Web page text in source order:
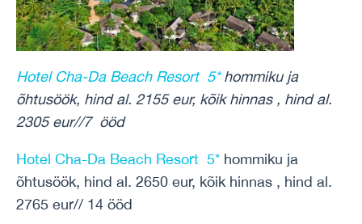
Hotel Cha-Da Beach Resort 5*hommiku ja
õhtusöök, hind al. 2155 eur, kõik hinnas , hind al.
2305 eur//7 ööd
Hotel Cha-Da Beach Resort 5* hommiku ja
õhtusöök, hind al. 2650 eur, kõik hinnas , hind al.
2765 eur// 14 ööd